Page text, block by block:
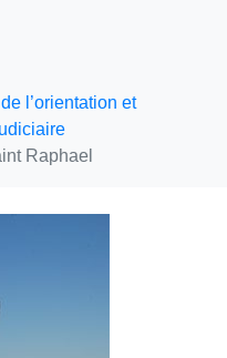
l’orientation et
Raphael